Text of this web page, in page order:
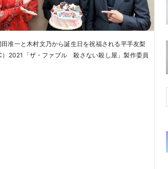
田准一と木村文乃から誕生日を祝福される平手友梨
）2021「ザ・ファブル 殺さない殺し屋」製作委員